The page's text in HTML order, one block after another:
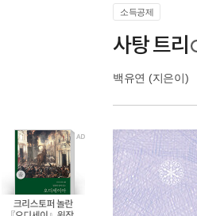
소득공제
사탕 트리
백유연 (지은이)